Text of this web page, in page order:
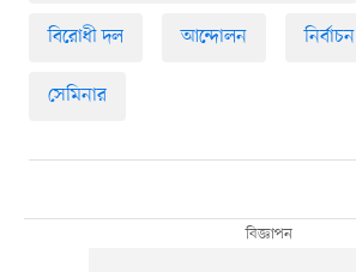
বিরোধী দল আন্দোলন নির্বাচন
সেমিনার